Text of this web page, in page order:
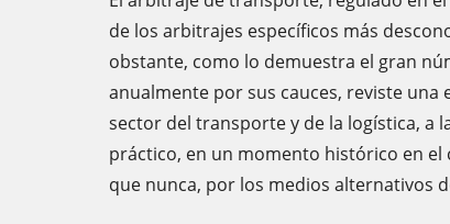
de los arbitrajes específicos más
obstante, como lo demuestra el gran
anualmente por sus cauces, reviste
sector del transporte y de la logística, a
práctico, en un momento histórico en
que nunca, por los medios alternativos